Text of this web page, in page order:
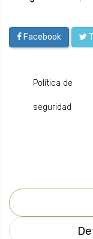
Facebook
Política de
seguridad